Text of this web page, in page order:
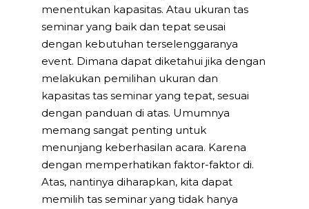
menentukan kapasitas. Atau ukuran tas
seminar yang baik dan tepat seusai
dengan kebutuhan terselenggaranya
event. Dimana dapat diketahui jika dengan
melakukan pemilihan ukuran dan
kapasitas tas seminar yang tepat, sesuai
dengan panduan di atas. Umumnya
memang sangat penting untuk
menunjang keberhasilan acara. Karena
dengan memperhatikan faktor-faktor di.
Atas, nantinya diharapkan, kita dapat
memilih tas seminar yang tidak hanya